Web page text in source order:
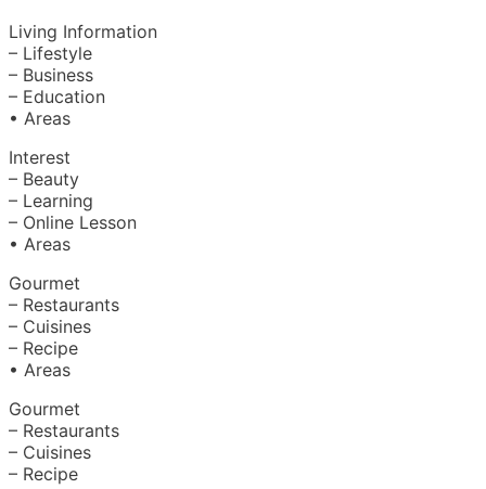
Living Information
– Lifestyle
– Business
– Education
• Areas
Interest
– Beauty
– Learning
– Online Lesson
• Areas
Gourmet
– Restaurants
– Cuisines
– Recipe
• Areas
Gourmet
– Restaurants
– Cuisines
– Recipe